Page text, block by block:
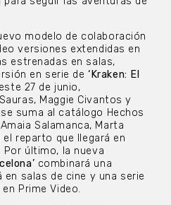
modelo de colaboración
versiones extendidas en
estrenadas en salas,
en serie de‘Kraken: El
este 27 de junio,
Maggie Civantos y
suma al catálogo Hechos
Salamanca, Marta
el reparto que llegará en
último, la nueva
combinará una
en salas de cine y una serie
Prime Video.